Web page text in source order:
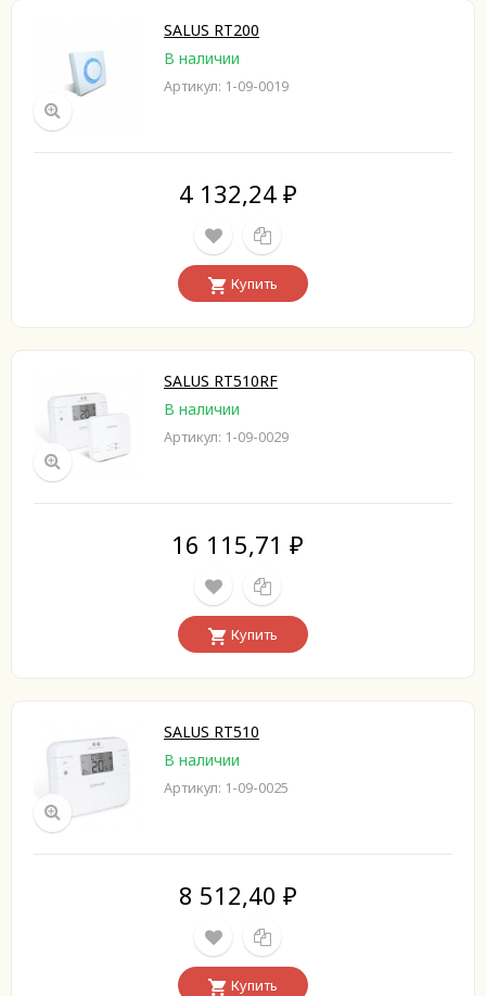
SALUS RT200
В наличии
Артикул: 1-09-0019
4 132,24 ₽
Купить
SALUS RT510RF
В наличии
Артикул: 1-09-0029
16 115,71 ₽
Купить
SALUS RT510
В наличии
Артикул: 1-09-0025
8 512,40 ₽
Купить